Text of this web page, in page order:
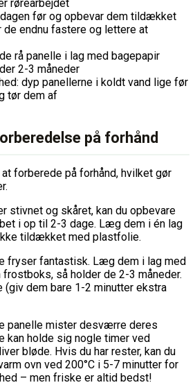
rørearbejdet
før og opbevar dem tildækket
de endnu fastere og lettere at
rå panelle i lag med bagepapir
2-3 måneder
dyp panellerne i koldt vand lige før
tør dem af
på forhånd
forberede på forhånd, hvilket gør
stivnet og skåret, kan du opbevare
i op til 2-3 dage. Læg dem i én lag
tildækket med plastfolie.
fryser fantastisk. Læg dem i lag med
så holder de 2-3 måneder.
(giv dem bare 1-2 minutter ekstra
panelle mister desværre deres
kan holde sig nogle timer ved
bløde. Hvis du har rester, kan du
ovn ved 200°C i 5-7 minutter for
– men friske er altid bedst!